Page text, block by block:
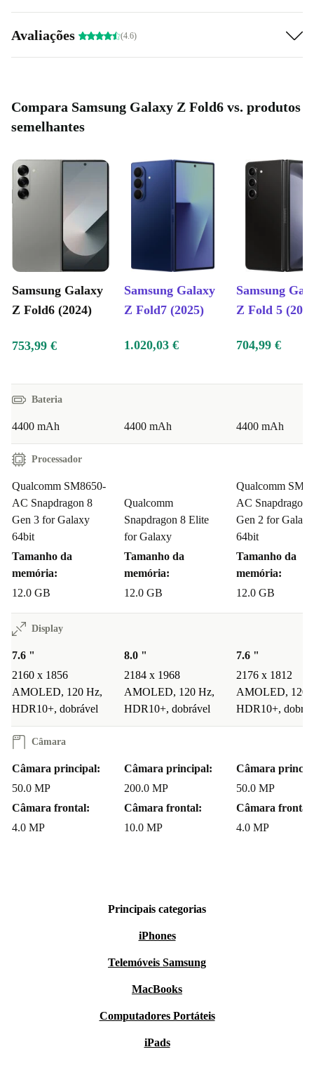
Avaliações (4.6)
Compara Samsung Galaxy Z Fold6 vs. produtos
semelhantes
Samsung Galaxy
Z Fold6 (2024)
Samsung Galaxy
Z Fold7 (2025)
Samsung
Z Fold 5
753,99 € 1.020,03 € 704,99 €
Bateria
4400 mAh 4400 mAh 4400 mAh
Processador
Qualcomm SM8650-
AC Snapdragon 8
Gen 3 for Galaxy
64bit
Tamanho da
memória:
12.0 GB
Qualcomm
Snapdragon 8 Elite
for Galaxy
Tamanho da
memória:
12.0 GB
Qualcomm
AC Snapdragon
Gen 2 for Galaxy
64bit
Tamanho da
memória:
12.0 GB
Display
7.6 "
2160 x 1856
AMOLED, 120 Hz,
HDR10+, dobrável
8.0 "
2184 x 1968
AMOLED, 120 Hz,
HDR10+, dobrável
7.6 "
2176 x 1812
AMOLED, 120
HDR10+,
Câmara
Câmara principal:
50.0 MP
Câmara frontal:
4.0 MP
Câmara principal:
200.0 MP
Câmara frontal:
10.0 MP
Câmara
50.0 MP
Câmara frontal:
4.0 MP
Principais categorias
iPhones
Telemóveis Samsung
MacBooks
Computadores Portáteis
iPads